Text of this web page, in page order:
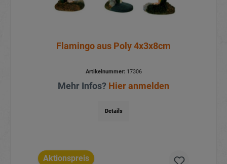
Flamingo aus Poly 4x3x8cm
Artikelnummer:17306
Mehr Infos? Hier anmelden
Details
Aktionspreis